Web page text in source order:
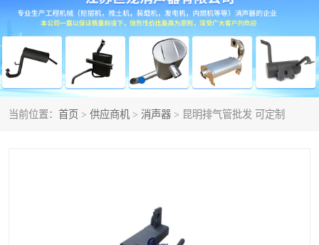
当前位置： 首页 > 供应商机 > 消声器 > 昆明排气管批发 可定制
消声器